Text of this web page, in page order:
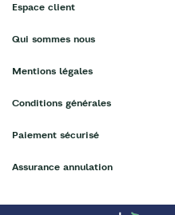
Espace client
Qui sommes nous
Mentions légales
Conditions générales
Paiement sécurisé
Assurance annulation